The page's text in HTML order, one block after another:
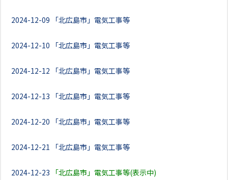
2024-12-09 「北広島市」電気工事等
2024-12-10 「北広島市」電気工事等
2024-12-12 「北広島市」電気工事等
2024-12-13 「北広島市」電気工事等
2024-12-20 「北広島市」電気工事等
2024-12-21 「北広島市」電気工事等
2024-12-23 「北広島市」電気工事等(表示中)